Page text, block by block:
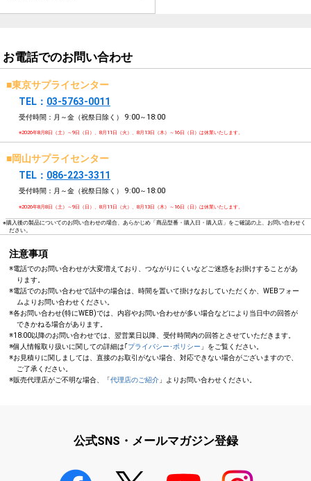
お電話でのお問い合わせ
■東京サプライセンター
TEL： 03-5763-0011
受付時間：月～金（祝祭日除く） 9:00～18:00
※2026年8月8日（土）～9日（日）、8月11日（火）、8月13日（木）～16日（日）は休業いたします。
■岡山サプライセンター
TEL： 086-223-3311
受付時間：月～金（祝祭日除く） 9:00～18:00
※2026年8月8日（土）～9日（日）、8月11日（火）、8月13日（木）～16日（日）は休業いたします。
※購入後の製品についてのお問い合わせの場合、あらかじめ「商品型番・購入日・購入店」をご確認の上、お問い合わせく
ださい。
注意事項
※電話でのお問い合わせが大変増えており、つながりにくいなどご迷惑をお掛けすることがあ
ります。
※電話でのお問い合わせで話中の場合は、時間を置いて掛けなおしていただくか、WEBフォー
ムよりお問い合わせください。
※各お問い合わせ(特にWEB)では、内容やお問い合わせが多い場合などにより当日中の回答が
できかねる場合があります。
※18:00以降のお問い合わせでは、翌営業日以降、受付時間内の回答とさせていただきます。
※個人情報取り扱いに関しての詳細は｢プライバシー･ポリシー 」をご覧ください。
※お見積りに関しましては、直接のお取引がない場合、対応できない場合がございますので、
ご了承ください。
※販売代理店がご不明な場合、「代理店のご紹介 」よりお問い合わせください。
公式SNS・メールマガジン登録